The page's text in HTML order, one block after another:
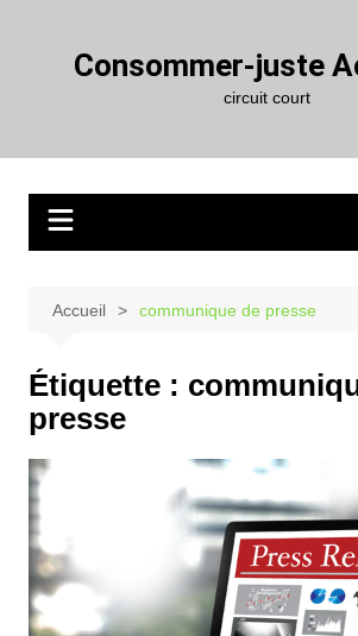
Consommer-juste
circuit court
Accueil communique de presse
Étiquette :
presse